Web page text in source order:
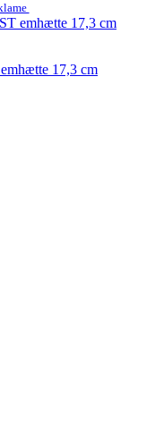
17,3 cm